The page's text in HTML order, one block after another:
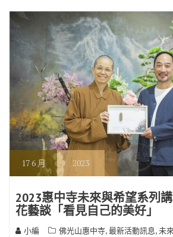
176 月 2023
2023惠中寺未來與希望系列
花藝談「看見自己的美好」
小編 佛光山惠中寺,最新活動訊息,未